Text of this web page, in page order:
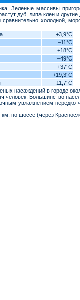
Зеленые массивы
дуб, липа клен и другие
холодной,
+3,9°C
–11°C
+18°C
–49°C
+37°C
+19,3°C
–11,7°C
насаждений в городе
Большинство
увлажнением
по шоссе (через